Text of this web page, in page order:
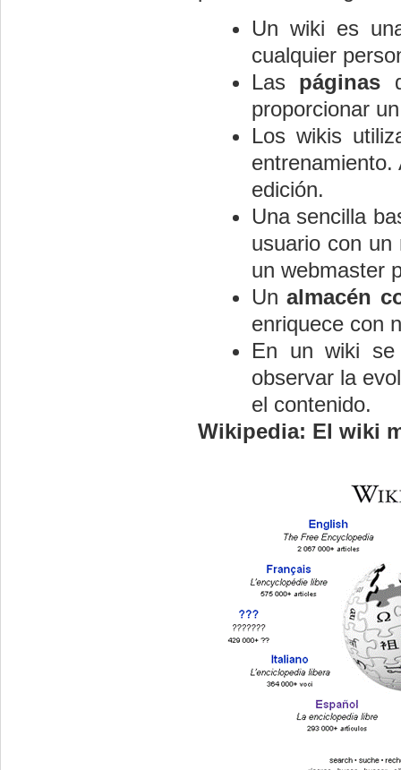
Un wiki es
cualquier
Las páginas
proporcionar
Los wikis
edición.
Una sencilla
usuario con
un webmaster
Unalmacén
enriquece con
En un wiki
observar la
el contenido.
Wikipedia: El wiki